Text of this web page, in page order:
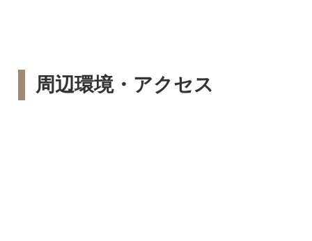
周辺環境・アクセス